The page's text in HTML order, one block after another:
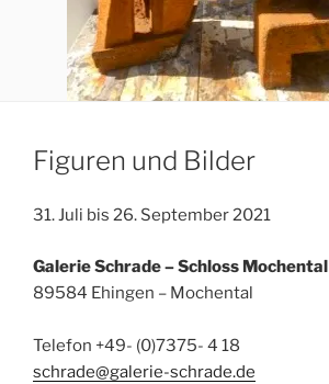
Figuren und Bilder
31. Juli bis 26. September 2021
Galerie Schrade – Schloss Mochental
89584 Ehingen – Mochental
Telefon +49- (0)7375- 4 18
schrade@galerie-schrade.de